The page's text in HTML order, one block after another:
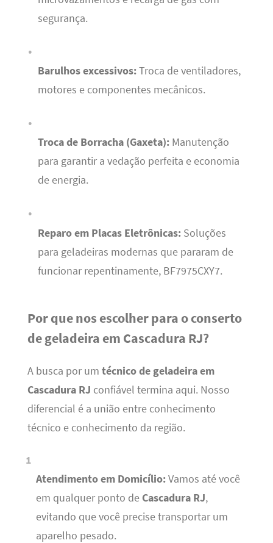
segurança.
Barulhos excessivos:Troca de ventiladores,
motores e componentes mecânicos.
Troca de Borracha (Gaxeta):Manutenção
para garantir a vedação perfeita e economia
de energia.
Reparo em Placas Eletrônicas:Soluções
para geladeiras modernas que pararam de
funcionar repentinamente, BF7975CXY7.
Por que nos escolher para o conserto
de geladeira em Cascadura RJ?
A busca por um técnico de geladeira em
Cascadura RJ confiável termina aqui. Nosso
diferencial é a união entre conhecimento
técnico e conhecimento da região.
Atendimento em Domicílio:Vamos até você
em qualquer ponto de Cascadura RJ,
evitando que você precise transportar um
aparelho pesado.